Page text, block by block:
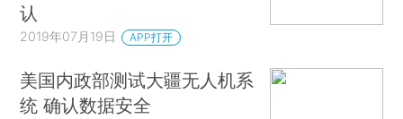
认
2019年07月19日 APP打开
美国内政部测试大疆无人机系
统 确认数据安全